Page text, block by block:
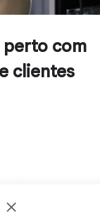
com
clientes